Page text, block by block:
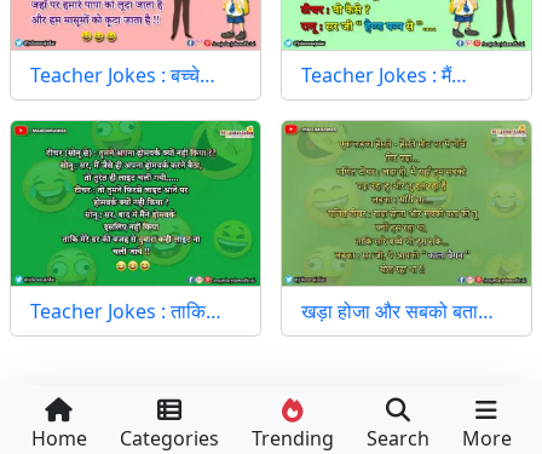
Home Categories Trending Search More
Teacher Jokes : बच्चे… Teacher Jokes : मैं…
Teacher Jokes : ताकि… खड़ा होजा और सबको बता…